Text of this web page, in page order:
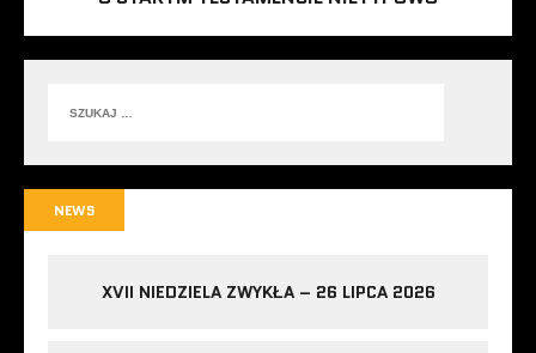
NEWS
XVII NIEDZIELA ZWYKŁA – 26 LIPCA 2026